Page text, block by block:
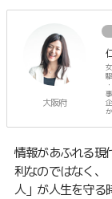
大阪府
女
駆
か
情報があふれる現
利なのではなく、
人」が人生を守る